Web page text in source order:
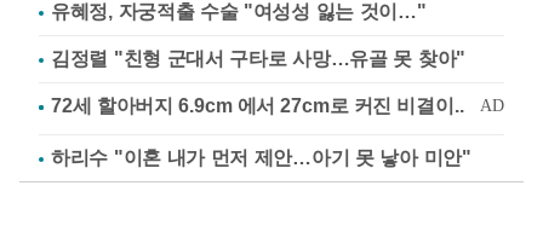
유혜정, 자궁적출 수술 "여성성 잃는 것이…"
김정렬 "친형 군대서 구타로 사망…유골 못 찾아"
하리수 "이혼 내가 먼저 제안…아기 못 낳아 미안"